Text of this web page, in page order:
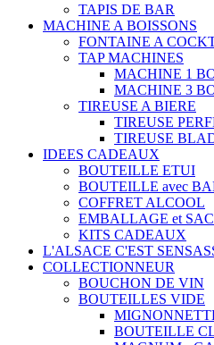
TAPIS DE BAR
MACHINE A BOISSONS
FONTAINE A
TAP MACHINES
MACHINE 1
MACHINE 3
TIREUSE A BIERE
TIREUSE
TIREUSE
IDEES CADEAUX
BOUTEILLE ETUI
BOUTEILLE avec
COFFRET ALCOOL
EMBALLAGE et SAC
KITS CADEAUX
L'ALSACE C'EST
COLLECTIONNEUR
BOUCHON DE VIN
BOUTEILLES VIDE
BOUTEILLE